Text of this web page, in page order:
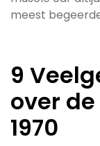
meest
9
over
1970